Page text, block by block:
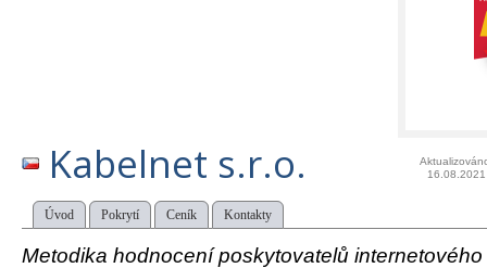
Kabelnet s.r.o.
16.08.2021
Úvod Pokrytí Ceník Kontakty
Metodika hodnocení poskytovatelů